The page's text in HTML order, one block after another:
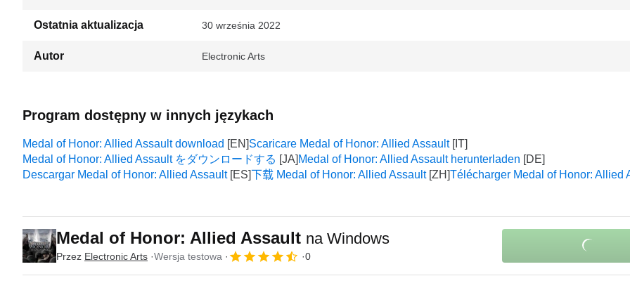
Ostatnia aktualizacja 30 września 2022
Autor Electronic Arts
Program dostępny w innych językach
Medal of Honor: Allied Assault download
Scaricare Medal of Honor: Allied Assault
Medal of Honor: Allied Assault をダウンロードする
Medal of Honor: Allied Assault herunterladen
Descargar Medal of Honor: Allied Assault
下载 Medal of Honor: Allied Assault Télécharger Medal of Honor: Allied
Medal of Honor: Allied Assault na Windows
Przez Electronic Arts Wersja testowa 0